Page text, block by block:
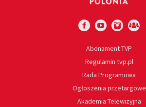
Abonament TVP
Regulamin tvp.pl
Rada Programowa
Ogłoszenia przetargowe
Akademia Telewizyjna